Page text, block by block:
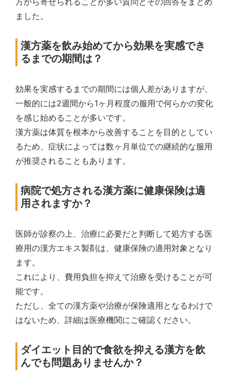
ました。
漢方薬を飲み始めてから効果を実感でき
るまでの期間は？
効果を実感するまでの期間には個人差がありますが、
一般的には2週間から1ヶ月程度の服用で何らかの変化
を感じ始めることが多いです。
漢方薬は体質を根本から改善することを目的としてい
るため、症状によっては数ヶ月単位での継続的な服用
が推奨されることもあります。
病院で処方される漢方薬に健康保険は適
用されますか？
医師が診察の上、治療に必要だと判断して処方する医
療用の漢方エキス製剤は、健康保険の適用対象となり
ます。
これにより、費用負担を抑えて治療を受けることが可
能です。
ただし、全ての漢方薬や治療が保険適用となるわけで
はないため、詳細は医療機関にご確認ください。
ダイエット目的で食欲を抑える漢方を飲
んでも問題ありませんか？